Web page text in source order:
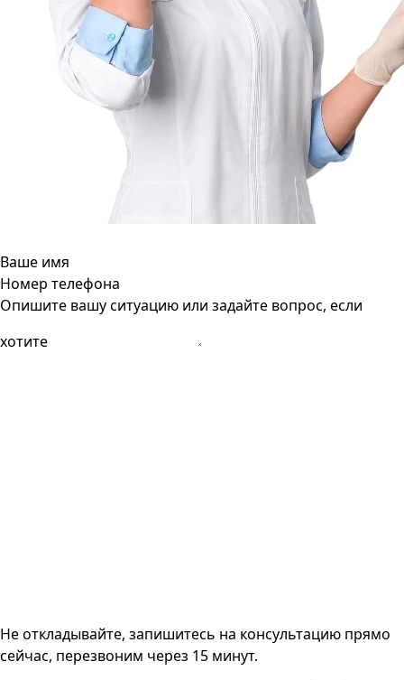
Ваше имя
Номер телефона
Опишите вашу ситуацию или задайте вопрос, если
хотите
Не откладывайте, запишитесь на консультацию прямо
сейчас, перезвоним через 15 минут.